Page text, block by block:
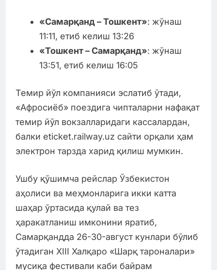
«Самарқанд – Тошкент»: жўнаш
11:11, етиб келиш 13:26
«Тошкент – Самарқанд»: жўнаш
13:51, етиб келиш 16:05
Темир йўл компанияси эслатиб ўтади,
«Афросиёб» поездига чипталарни нафақат
темир йўл вокзалларидаги кассалардан,
балки eticket.railway.uz сайти орқали ҳам
электрон тарзда харид қилиш мумкин.
Ушбу қўшимча рейслар Ўзбекистон
аҳолиси ва меҳмонларига икки катта
шаҳар ўртасида қулай ва тез
ҳаракатланиш имконини яратиб,
Самарқандда 26-30-август кунлари бўлиб
ўтадиган XIII Халқаро «Шарқ тароналари»
мусиқа фестивали каби байрам